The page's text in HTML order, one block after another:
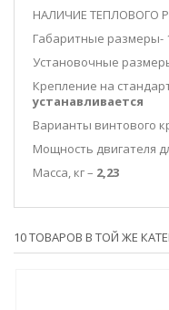
НАЛИЧИЕ ТЕПЛОВОГО
Габаритные размеры-
Установочные
Крепление на
устанавливается
Варианты винтового
Мощность двигателя
Масса, кг – 2,23
10 ТОВАРОВ В ТОЙ ЖЕ